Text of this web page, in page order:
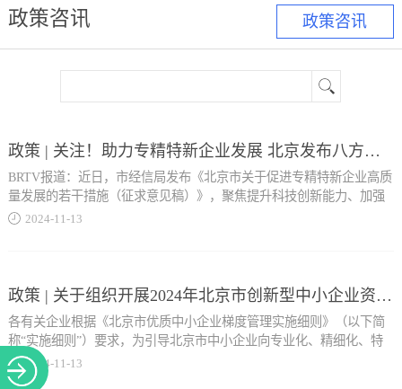
创新
政策咨讯
政策咨讯
政策 | 关注！助力专精特新企业发展 北京发布八方面27条措施
BRTV报道：近日，市经信局发布《北京市关于促进专精特新企业高质
量发展的若干措施（征求意见稿）》，聚焦提升科技创新能力、加强
财税金融支持、加大人才引进培育等八个方面，提出了27项具体措
2024-11-13
政策 | 关于组织开展2024年北京市创新型中小企业资质申报及信息更新相关工作的通知
各有关企业根据《北京市优质中小企业梯度管理实施细则》（以下简
称“实施细则”）要求，为引导北京市中小企业向专业化、精细化、特
色化、新颖化方向高质量发展，提升中小企业创新能力和专业化水
平，现组织开展2024年创新型中小企业资质申报工作。相关事项通知
2024-11-13